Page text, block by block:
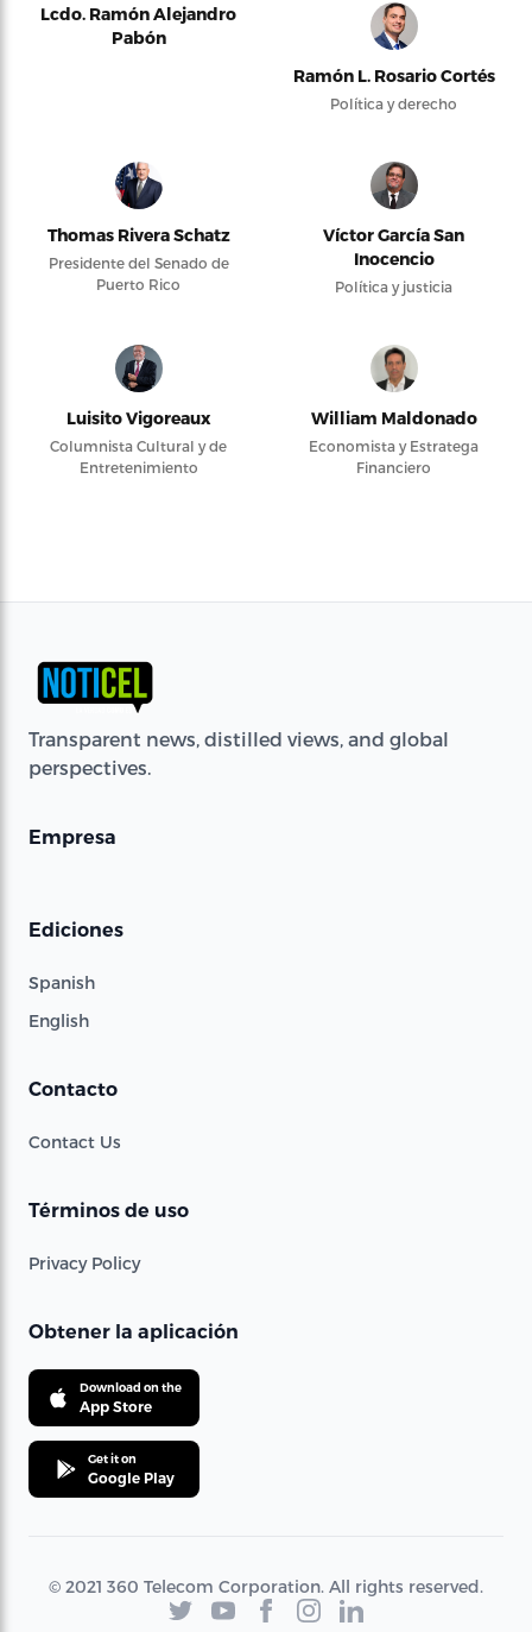
Lcdo. Ramón Alejandro
Pabón
Ramón L. Rosario Cortés
Política y derecho
Thomas Rivera Schatz
Presidente del Senado de
Puerto Rico
Víctor García San
Inocencio
Política y justicia
Luisito Vigoreaux
Columnista Cultural y de
Entretenimiento
William Maldonado
Economista y Estratega
Financiero
Transparent news, distilled views, and global
perspectives.
Empresa
Ediciones
Spanish
English
Contacto
Contact Us
Términos de uso
Privacy Policy
Obtener la aplicación
Download on the
App Store
Get it on
Google Play
© 2021 360 Telecom Corporation. All rights reserved.